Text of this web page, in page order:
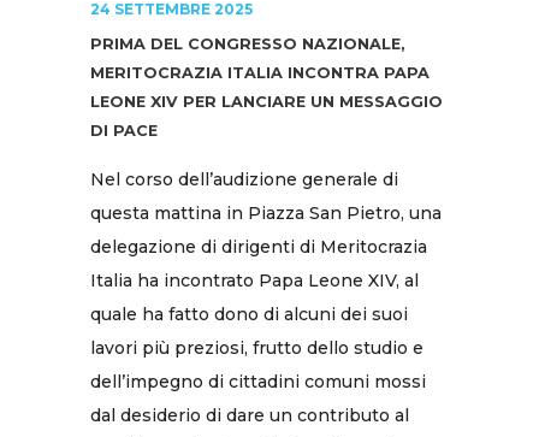
24 SETTEMBRE 2025
PRIMA DEL CONGRESSO NAZIONALE,
MERITOCRAZIA ITALIA INCONTRA PAPA
LEONE XIV PER LANCIARE UN MESSAGGIO
DI PACE
Nel corso dell’audizione generale di
questa mattina in Piazza San Pietro, una
delegazione di dirigenti di Meritocrazia
Italia ha incontrato Papa Leone XIV, al
quale ha fatto dono di alcuni dei suoi
lavori più preziosi, frutto dello studio e
dell’impegno di cittadini comuni mossi
dal desiderio di dare un contributo al